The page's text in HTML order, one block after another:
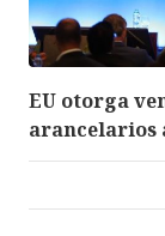
EU otorga
arancelarios